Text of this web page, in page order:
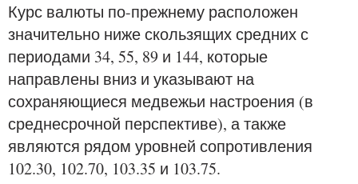
Курс валюты по-прежнему расположен
значительно ниже скользящих средних с
периодами 34, 55, 89 и 144, которые
направлены вниз и указывают на
сохраняющиеся медвежьи настроения (в
среднесрочной перспективе), а также
являются рядом уровней сопротивления
102.30, 102.70, 103.35 и 103.75.